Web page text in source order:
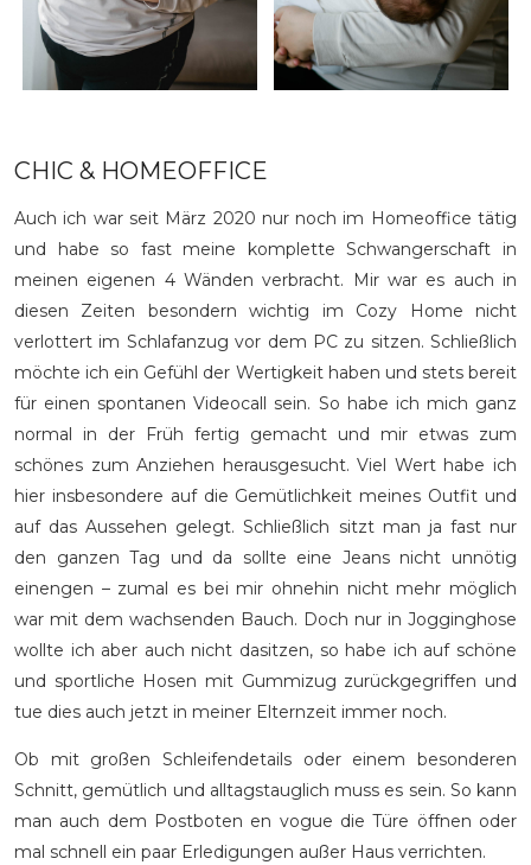
CHIC & HOMEOFFICE
Auch ich war seit März 2020 nur noch im Homeoffice tätig
und habe so fast meine komplette Schwangerschaft in
meinen eigenen 4 Wänden verbracht. Mir war es auch in
diesen Zeiten besondern wichtig im Cozy Home nicht
verlottert im Schlafanzug vor dem PC zu sitzen. Schließlich
möchte ich ein Gefühl der Wertigkeit haben und stets bereit
für einen spontanen Videocall sein. So habe ich mich ganz
normal in der Früh fertig gemacht und mir etwas zum
schönes zum Anziehen herausgesucht. Viel Wert habe ich
hier insbesondere auf die Gemütlichkeit meines Outfit und
auf das Aussehen gelegt. Schließlich sitzt man ja fast nur
den ganzen Tag und da sollte eine Jeans nicht unnötig
einengen – zumal es bei mir ohnehin nicht mehr möglich
war mit dem wachsenden Bauch. Doch nur in Jogginghose
wollte ich aber auch nicht dasitzen, so habe ich auf schöne
und sportliche Hosen mit Gummizug zurückgegriffen und
tue dies auch jetzt in meiner Elternzeit immer noch.
Ob mit großen Schleifendetails oder einem besonderen
Schnitt, gemütlich und alltagstauglich muss es sein. So kann
man auch dem Postboten en vogue die Türe öffnen oder
mal schnell ein paar Erledigungen außer Haus verrichten.